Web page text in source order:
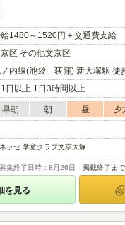
1480～1520円＋交通費支給
区 その他文京区
内線(池袋－荻窪) 新大塚駅 徒
日以上 1日3時間以上
早朝 朝 昼 夕
ッセ 学童クラブ文京大塚
募集終了日時：8月26日 掲載終了ま
を見る